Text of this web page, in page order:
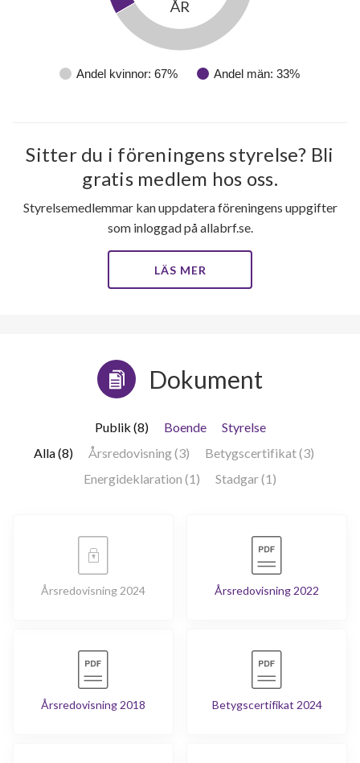
Andel kvinnor: 67% Andel män: 33%
ÅR
Sitter du i föreningens styrelse? Bli
gratis medlem hos oss.
Styrelsemedlemmar kan uppdatera föreningens uppgifter
som inloggad på allabrf.se.
LÄS MER
Dokument
Publik (8) Boende
Styrelse
Alla (8)
Årsredovisning (3)
Betygscertifikat (3)
Energideklaration (1)
Stadgar (1)
Årsredovisning 2024 Årsredovisning 2022
Årsredovisning 2018 Betygscertifikat 2024